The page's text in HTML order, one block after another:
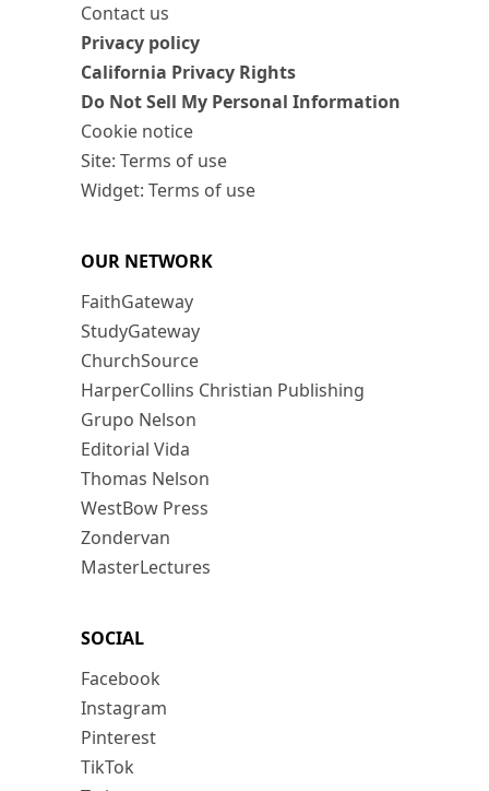
Contact us
Privacy policy
California Privacy Rights
Do Not Sell My Personal Information
Cookie notice
Site: Terms of use
Widget: Terms of use
OUR NETWORK
FaithGateway
StudyGateway
ChurchSource
HarperCollins Christian Publishing
Grupo Nelson
Editorial Vida
Thomas Nelson
WestBow Press
Zondervan
MasterLectures
SOCIAL
Facebook
Instagram
Pinterest
TikTok